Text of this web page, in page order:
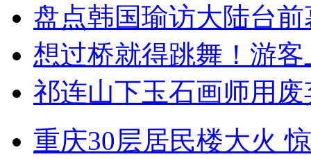
盘点韩国瑜访大陆台
想过桥就得跳舞！游客
祁连山下玉石画师用
重庆30层居民楼大火